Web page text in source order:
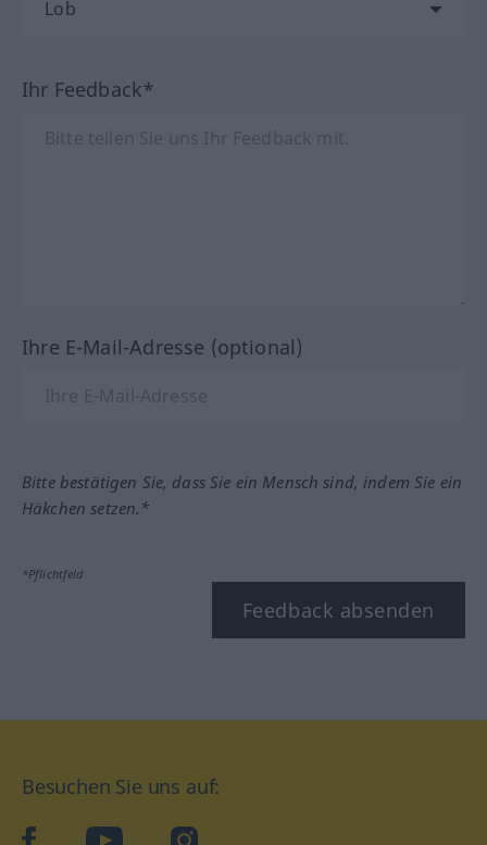
Ihr Feedback*
Ihre E-Mail-Adresse (optional)
Bitte bestätigen Sie, dass Sie ein Mensch sind, indem Sie ein
Häkchen setzen.*
*Pflichtfeld
Feedback absenden
Besuchen Sie uns auf:
facebookYouTube Instagram